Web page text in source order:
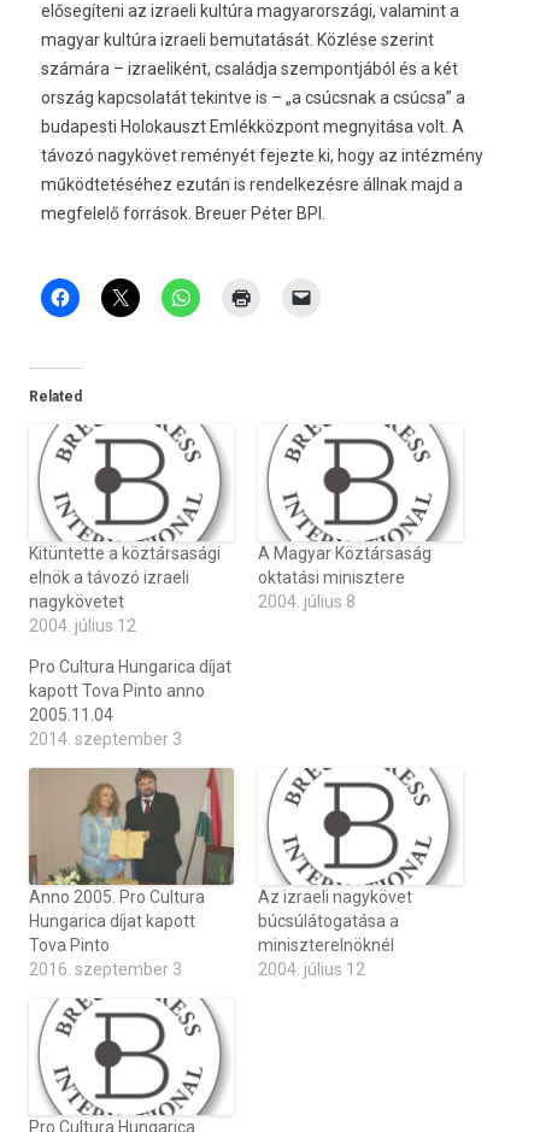
elősegíteni az izraeli kultúra magyarországi, valamint a
magyar kultúra izraeli bemutatását. Közlése szerint
számára – izraeliként, családja szempontjából és a két
ország kapcsolatát tekintve is – „a csúcsnak a csúcsa” a
budapesti Holokauszt Emlékközpont megnyitása volt. A
távozó nagykövet reményét fejezte ki, hogy az intézmény
működtetéséhez ezután is rendelkezésre állnak majd a
megfelelő források. Breuer Péter BPI.
Related
Kitüntette a köztársasági
elnök a távozó izraeli
nagykövetet
2004. július 12
A Magyar Köztársaság
oktatási minisztere
2004. július 8
Pro Cultura Hungarica díjat
kapott Tova Pinto anno
2005.11.04
2014. szeptember 3
Anno 2005. Pro Cultura
Hungarica díjat kapott
Tova Pinto
2016. szeptember 3
Az izraeli nagykövet
búcsúlátogatása a
miniszterelnöknél
2004. július 12
Pro Cultura Hungarica